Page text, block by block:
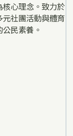
心理念。致力於
社團活動與體育
民素養。